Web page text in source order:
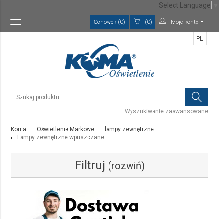
Toggle
navigation
Schowek (0) (0) Moje konto
Wyszukiwanie zaawansowane
PL
Koma Oświetlenie Markowe
lampy zewnętrzne
Lampy zewnętrzne wpuszczane
Filtruj (rozwiń)
Kategoria
Select Language